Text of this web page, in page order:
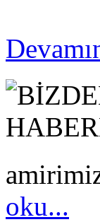
oku...